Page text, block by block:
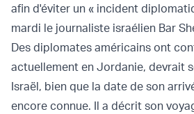
afin d'éviter un « incident
mardi le journaliste israélien Bar
Des diplomates américains ont
actuellement en Jordanie, devrait
Israël, bien que la date de son
encore connue. Il a décrit son